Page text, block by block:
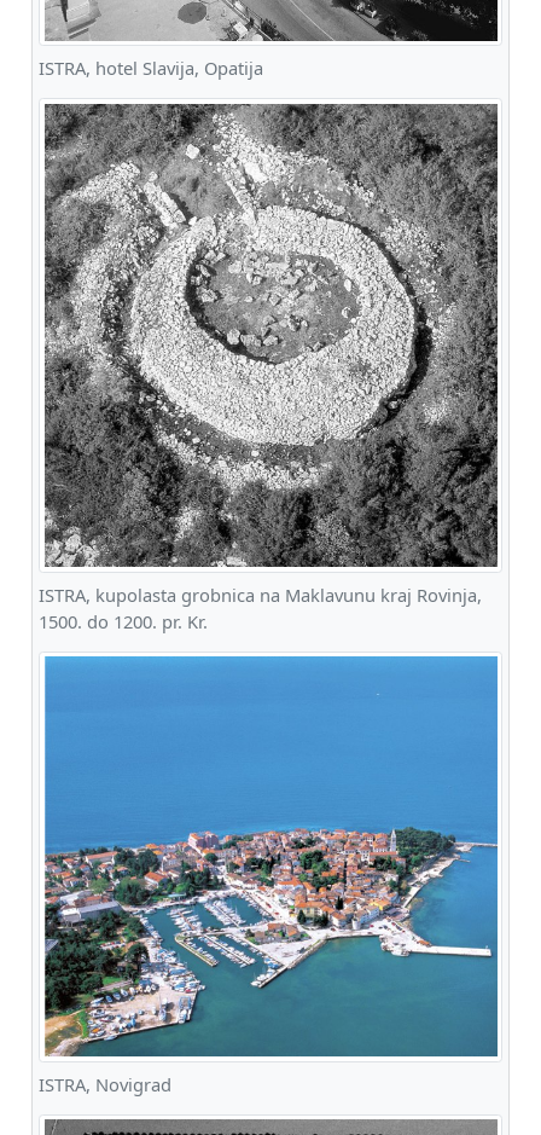
ISTRA, hotel Slavija, Opatija
ISTRA, kupolasta grobnica na Maklavunu kraj Rovinja,
1500. do 1200. pr. Kr.
ISTRA, Novigrad